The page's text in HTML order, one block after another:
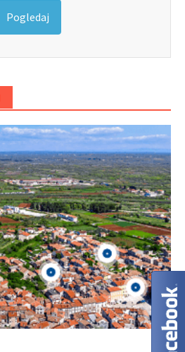
Pogledaj